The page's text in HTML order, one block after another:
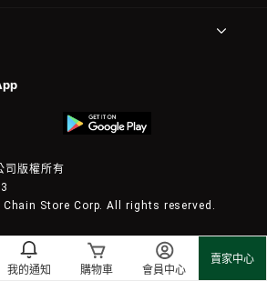
我的通知 購物車 會員中心
賣家中心
司版權所有
Store Corp. All rights reserved.